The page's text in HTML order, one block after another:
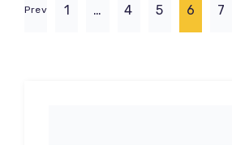
Prev 1 … 4 5 6 7